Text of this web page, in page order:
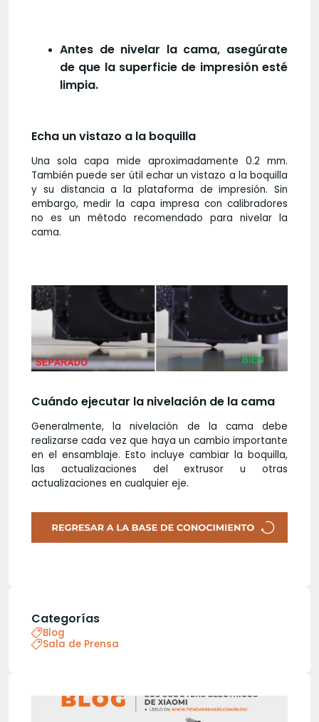
Antes de nivelar la cama, asegúrate
de que la superficie de impresión esté
limpia.
Echa un vistazo a la boquilla
Una sola capa mide aproximadamente 0.2 mm.
También puede ser útil echar un vistazo a la boquilla
y su distancia a la plataforma de impresión. Sin
embargo, medir la capa impresa con calibradores
no es un método recomendado para nivelar la
cama.
Cuándo ejecutar la nivelación de la cama
Generalmente, la nivelación de la cama debe
realizarse cada vez que haya un cambio importante
en el ensamblaje. Esto incluye cambiar la boquilla,
las actualizaciones del extrusor u otras
actualizaciones en cualquier eje.
Categorías
Blog
Sala de Prensa